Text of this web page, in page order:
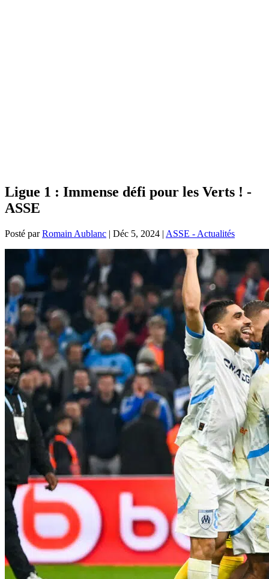
Ligue 1 : Immense défi pour les Verts ! -
ASSE
Posté parRomain Aublanc | Déc 5, 2024 | ASSE - Actualités